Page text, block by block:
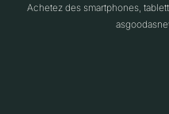
Achetez des smartphones,